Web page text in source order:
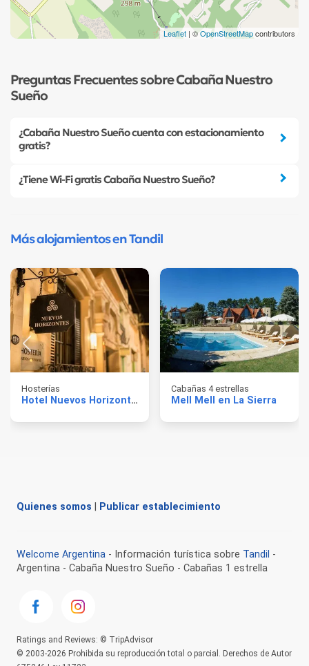
Leaflet | ©OpenStreetMapcontributors
Preguntas Frecuentes sobre Cabaña Nuestro
Sueño
¿Cabaña Nuestro Sueño cuenta con estacionamiento
gratis?
¿Tiene Wi-Fi gratis Cabaña Nuestro Sueño?
Más alojamientos en Tandil
Hosterías
Hotel Nuevos Horizontes
Cabañas 4 estrellas
Mell Mell en La Sierra
Quienes somos Publicar establecimiento
Welcome Argentina - Información turística sobre Tandil -
Argentina - Cabaña Nuestro Sueño - Cabañas 1 estrella
Ratings and Reviews: © TripAdvisor
© 2003-2026 Prohibida su reproducción total o parcial. Derechos de Autor